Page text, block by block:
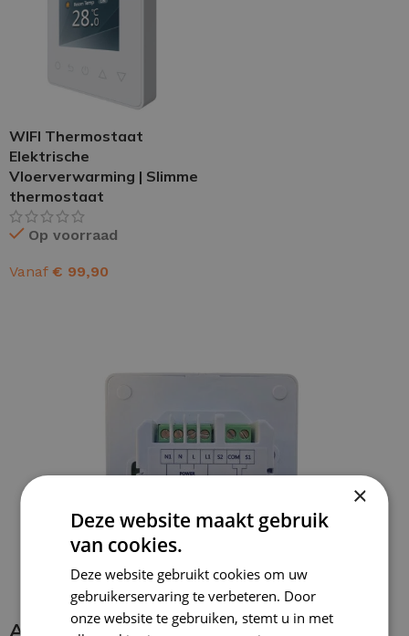
WIFI Thermostaat
Elektrische
Vloerverwarming | Slimme
thermostaat
Op voorraad
Vanaf € 99,90
×
Deze website maakt gebruik
van cookies.
Deze website gebruikt cookies om uw
gebruikerservaring te verbeteren. Door
onze website te gebruiken, stemt u in met